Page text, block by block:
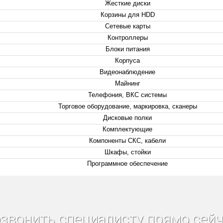
Жесткие диски
Корзины для HDD
Сетевые карты
Контроллеры
Блоки питания
Корпуса
Видеонаблюдение
Майнинг
Телефония, ВКС системы
Торговое оборудование, маркировка, сканеры
Дисковые полки
Комплектующие
Компоненты СКС, кабели
Шкафы, стойки
Программное обеспечение
специалисту прямо